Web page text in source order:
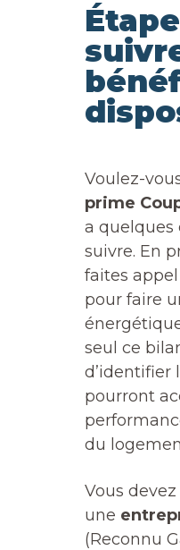
Voulez-
prime
a quelques
suivre. En
faites
pour faire
seul ce
d’identifier
pourront
du
Vous
une
(Reconnu